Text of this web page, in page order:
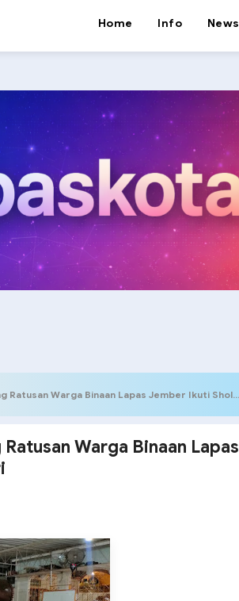
Home Info News
Warga Binaan Lapas Jember Ikuti Sholat Idul Fitri
Warga Binaan Lapas